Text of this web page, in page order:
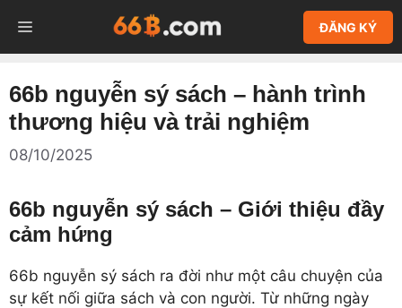
đến
nội
ĐĂNG KÝ
MENU
66b nguyễn sý sách – hành trình
thương hiệu và trải nghiệm
08/10/2025
66b nguyễn sý sách – Giới thiệu đầy
cảm hứng
66b nguyễn sý sách ra đời như một câu chuyện của
sự kết nối giữa sách và con người. Từ những ngày